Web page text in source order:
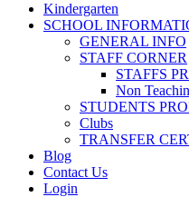
Kindergarten
SCHOOL
GENERAL INFO
STAFF CORNER
STAFFS
Non
STUDENTS
Clubs
TRANSFER
Blog
Contact Us
Login